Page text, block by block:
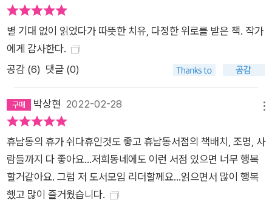
별 기대 없이 읽었다가 따뜻한 치유, 다정한 위로를 받은 책. 작가
에게 감사한다.
공감 (6) 댓글 (0)
박상현 2022-02-28
휴남동의 휴가 쉬다휴인것도 좋고 휴남동서점의 책배치, 조명, 사
람들까지 다 좋아요...저희동네에도 이런 서점 있으면 너무 행복
할거같아요. 그럼 저 도서모임 리더할께요...읽으면서 많이 행복
했고 많이 즐거웠습니다.